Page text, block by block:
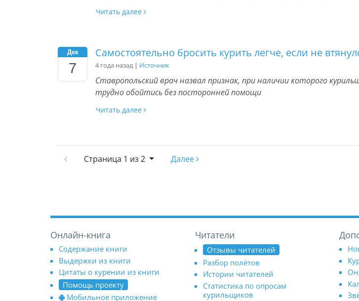
Читать далее
Дек
7
Самостоятельно бросить курить легче, если не
4 года назад | Источник
Ставропольский врач назвал признак, при наличии которого
трудно обойтись без посторонней помощи
Читать далее
Страница 1 из 2 Далее
Онлайн-книга
Содержание книги
Выдержки из книги
Цитаты о курении из книги
Помощь проекту
Мобильное приложение
Читатели
Отзывы читателей
Разбор полётов
Истории читателей
Статистика по опросам
курильщиков